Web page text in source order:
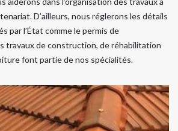
D’ailleurs, nous réglerons les détails
par l’État comme le permis de
travaux de construction, de réhabilitation
font partie de nos spécialités.